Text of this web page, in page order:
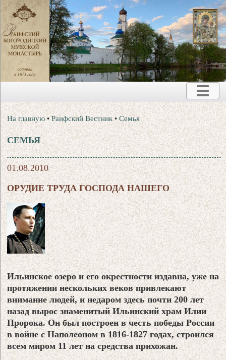
На главную •Раифский Вестник •Семья
СЕМЬЯ
01.08.2010
ОРУДИЕ ТРУДА ГОСПОДА НАШЕГО
Ильинское озеро и его окрестности издавна, уже на
протяжении нескольких веков привлекают
внимание людей, и недаром здесь почти 200 лет
назад вырос знаменитый Ильинский храм Илии
Пророка. Он был построен в честь победы России
в войне с Наполеоном в 1816-1827 годах, строился
всем миром 11 лет на средства прихожан.